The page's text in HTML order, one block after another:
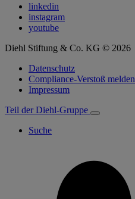
linkedin
instagram
youtube
Diehl Stiftung & Co. KG © 2026
Datenschutz
Compliance-Verstoß melden
Impressum
Teil der Diehl-Gruppe
Suche